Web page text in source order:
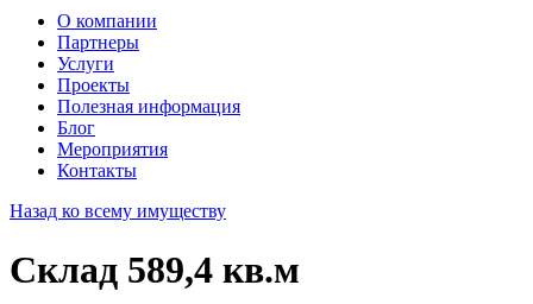
О компании
Партнеры
Услуги
Проекты
Полезная информация
Блог
Мероприятия
Контакты
Назад ко всему имуществу
Склад 589,4 кв.м